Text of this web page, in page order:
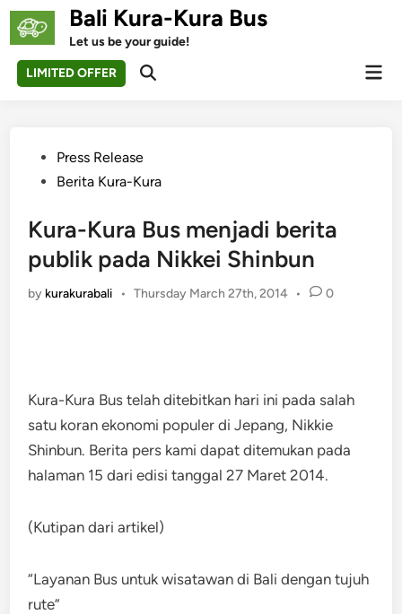
Skip
Bali Kura-Kura Bus
Let us be your guide!
LIMITED OFFER
Open
PostedPress Release
Berita Kura-Kura
Kura-Kura Bus menjadi berita
publik pada Nikkei Shinbun
by kurakurabali • Thursday March 27th, 2014 • 0
Kura-Kura Bus telah ditebitkan hari ini pada salah
satu koran ekonomi populer di Jepang, Nikkie
Shinbun. Berita pers kami dapat ditemukan pada
halaman 15 dari edisi tanggal 27 Maret 2014.
(Kutipan dari artikel)
“Layanan Bus untuk wisatawan di Bali dengan tujuh
rute”